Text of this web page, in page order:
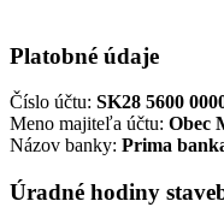
Platobné údaje
Číslo účtu: SK28 5600
Meno majiteľa účtu: Obec
Názov banky: Prima
Úradné hodiny